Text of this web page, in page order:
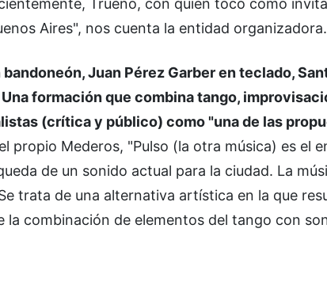
Aires", nos cuenta la entidad organizadora.
Juan Pérez Garber en teclado,
formación que combina tango,
(crítica y público) como "una de las
propio Mederos, "Pulso (la otra música) es el
de un sonido actual para la ciudad. La
trata de una alternativa artística en la que
la combinación de elementos del tango con